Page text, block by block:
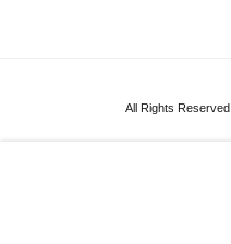
All Rights Reserved